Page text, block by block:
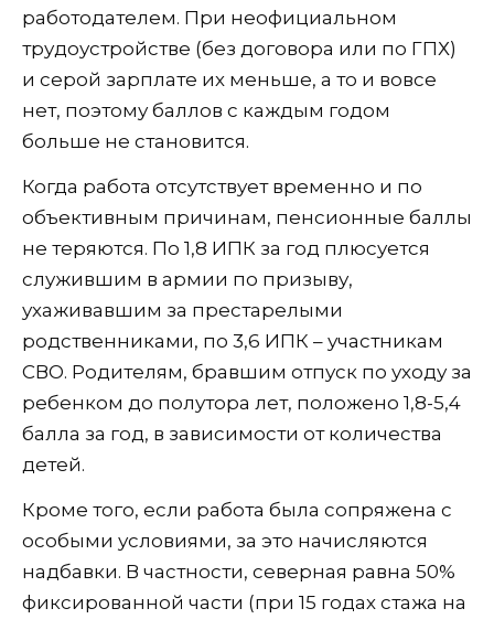
работодателем. При неофициальном
трудоустройстве (без договора или по ГПХ)
и серой зарплате их меньше, а то и вовсе
нет, поэтому баллов с каждым годом
больше не становится.
Когда работа отсутствует временно и по
объективным причинам, пенсионные баллы
не теряются. По 1,8 ИПК за год плюсуется
служившим в армии по призыву,
ухаживавшим за престарелыми
родственниками, по 3,6 ИПК – участникам
СВО. Родителям, бравшим отпуск по уходу за
ребенком до полутора лет, положено 1,8-5,4
балла за год, в зависимости от количества
детей.
Кроме того, если работа была сопряжена с
особыми условиями, за это начисляются
надбавки. В частности, северная равна 50%
фиксированной части (при 15 годах стажа на